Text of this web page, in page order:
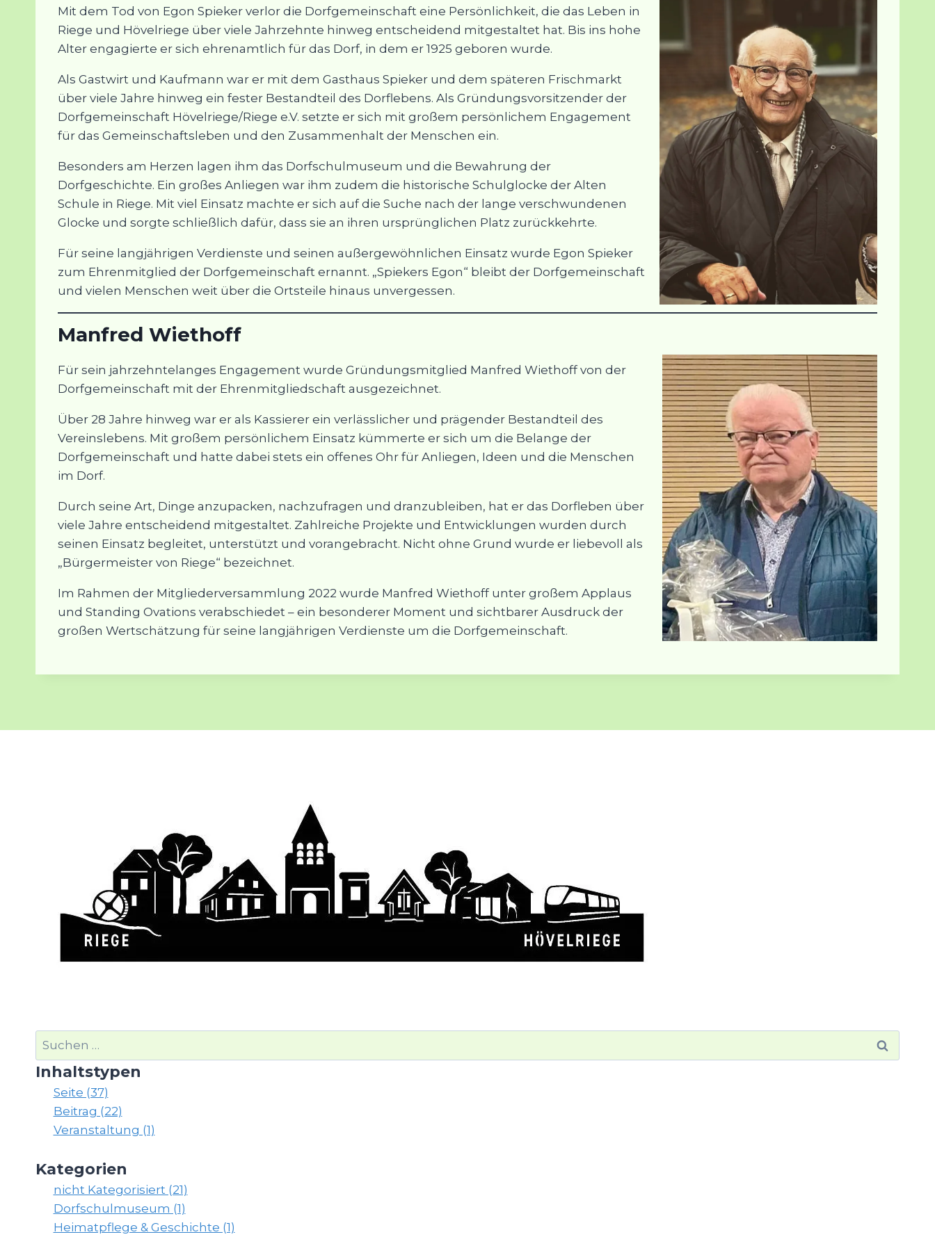
Mit dem Tod von Egon Spieker verlor die Dorfgemeinschaft eine Persönlichkeit, die das Leben in
Riege und Hövelriege über viele Jahrzehnte hinweg entscheidend mitgestaltet hat. Bis ins hohe
Alter engagierte er sich ehrenamtlich für das Dorf, in dem er 1925 geboren wurde.
Als Gastwirt und Kaufmann war er mit dem Gasthaus Spieker und dem späteren Frischmarkt
über viele Jahre hinweg ein fester Bestandteil des Dorflebens. Als Gründungsvorsitzender der
Dorfgemeinschaft Hövelriege/Riege e.V. setzte er sich mit großem persönlichem Engagement
für das Gemeinschaftsleben und den Zusammenhalt der Menschen ein.
Besonders am Herzen lagen ihm das Dorfschulmuseum und die Bewahrung der
Dorfgeschichte. Ein großes Anliegen war ihm zudem die historische Schulglocke der Alten
Schule in Riege. Mit viel Einsatz machte er sich auf die Suche nach der lange verschwundenen
Glocke und sorgte schließlich dafür, dass sie an ihren ursprünglichen Platz zurückkehrte.
Für seine langjährigen Verdienste und seinen außergewöhnlichen Einsatz wurde Egon Spieker
zum Ehrenmitglied der Dorfgemeinschaft ernannt. „Spiekers Egon“ bleibt der Dorfgemeinschaft
und vielen Menschen weit über die Ortsteile hinaus unvergessen.
Manfred Wiethoff
Für sein jahrzehntelanges Engagement wurde Gründungsmitglied Manfred Wiethoff von der
Dorfgemeinschaft mit der Ehrenmitgliedschaft ausgezeichnet.
Über 28 Jahre hinweg war er als Kassierer ein verlässlicher und prägender Bestandteil des
Vereinslebens. Mit großem persönlichem Einsatz kümmerte er sich um die Belange der
Dorfgemeinschaft und hatte dabei stets ein offenes Ohr für Anliegen, Ideen und die Menschen
im Dorf.
Durch seine Art, Dinge anzupacken, nachzufragen und dranzubleiben, hat er das Dorfleben über
viele Jahre entscheidend mitgestaltet. Zahlreiche Projekte und Entwicklungen wurden durch
seinen Einsatz begleitet, unterstützt und vorangebracht. Nicht ohne Grund wurde er liebevoll als
„Bürgermeister von Riege“ bezeichnet.
Im Rahmen der Mitgliederversammlung 2022 wurde Manfred Wiethoff unter großem Applaus
und Standing Ovations verabschiedet – ein besonderer Moment und sichtbarer Ausdruck der
großen Wertschätzung für seine langjährigen Verdienste um die Dorfgemeinschaft.
Suchen
nach:
Inhaltstypen
Seite (37)
Beitrag (22)
Veranstaltung (1)
Kategorien
nicht Kategorisiert (21)
Dorfschulmuseum (1)
Heimatpflege & Geschichte (1)